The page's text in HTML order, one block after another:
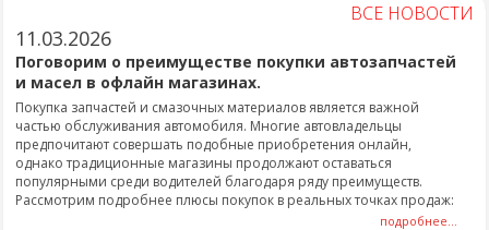
ВСЕ НОВОСТИ
11.03.2026
Поговорим о преимуществе покупки автозапчастей
и масел в офлайн магазинах.
Покупка запчастей и смазочных материалов является важной
частью обслуживания автомобиля. Многие автовладельцы
предпочитают совершать подобные приобретения онлайн,
однако традиционные магазины продолжают оставаться
популярными среди водителей благодаря ряду преимуществ.
Рассмотрим подробнее плюсы покупок в реальных точках продаж:
подробнее...